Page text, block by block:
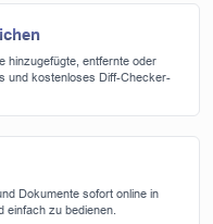
hinzugefügte, entfernte oder
und kostenloses Diff-Checker-
Dokumente sofort online in
einfach zu bedienen.